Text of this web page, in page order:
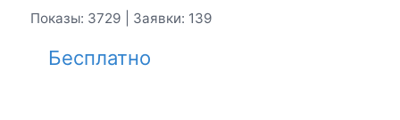
Показы: 3729 | Заявки: 139
Бесплатно